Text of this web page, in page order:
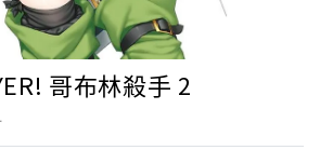
哥布林殺手 2